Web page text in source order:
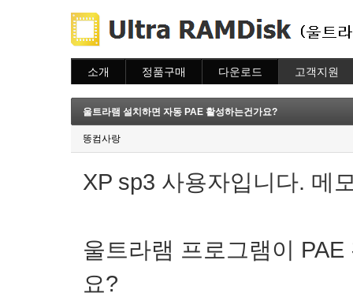
소개 정품구매
주문조회
이용안내
다운로드 고객지원
질문하기
울트라램 설치하면 자동 PAE 활성하는건가요?
똥컴사랑
XP sp3 사용자입니다. 메
울트라램 프로그램이
요?